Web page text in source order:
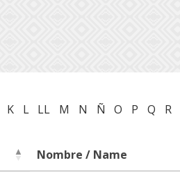
K L LL M N Ñ O P Q R
Nombre / Name